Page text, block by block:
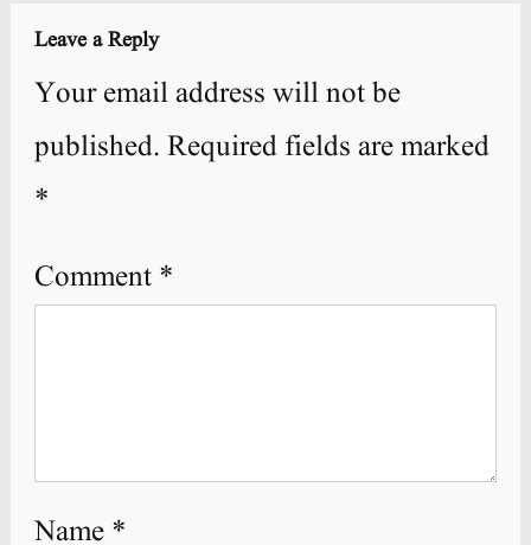
Leave a Reply
Your email address will not be
published. Required fields are marked
*
Comment *
Name *